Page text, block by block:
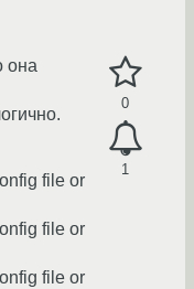
0
1
она
file or
file or
file or